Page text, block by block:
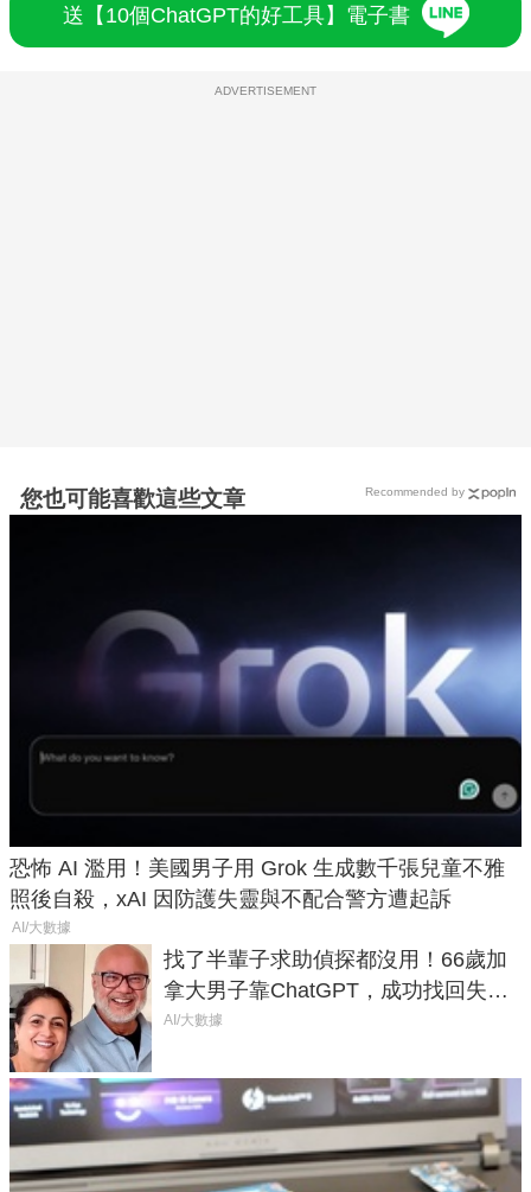
送【10個ChatGPT的好工具】電子書
ADVERTISEMENT
您也可能喜歡這些文章
恐怖 AI 濫用！美國男子用 Grok 生成數千張兒童不雅
照後自殺，xAI 因防護失靈與不配合警方遭起訴
AI/大數據
找了半輩子求助偵探都沒用！66歲加
拿大男子靠ChatGPT，成功找回失散
50年家人
AI/大數據
Recommended by